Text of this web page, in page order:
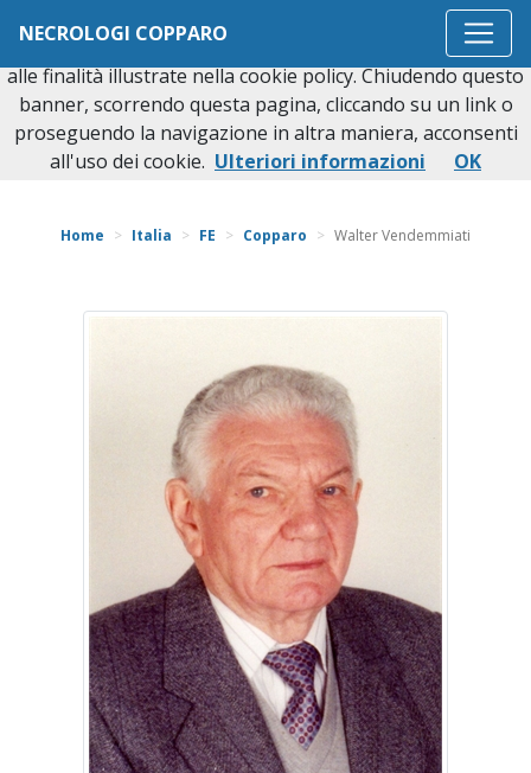
NECROLOGI COPPARO
Torna indietro
Home Italia FE Copparo Walter Vendemmiati
Questo sito o gli strumenti terzi da questo utilizzati si
avvalgono di cookie necessari al funzionamento ed utili
alle finalità illustrate nella cookie policy. Chiudendo questo
banner, scorrendo questa pagina, cliccando su un link o
proseguendo la navigazione in altra maniera, acconsenti
all'uso dei cookie. Ulteriori informazioni OK